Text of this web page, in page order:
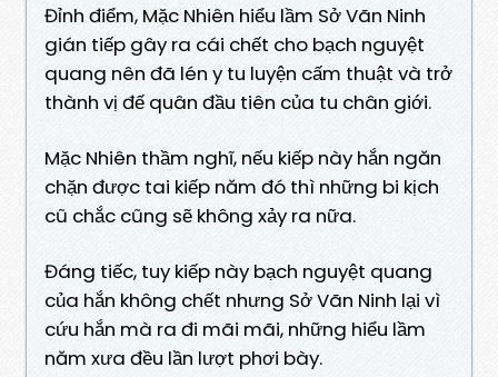
Đỉnh điểm, Mặc Nhiên hiểu lầm Sở Vãn Ninh
gián tiếp gây ra cái chết cho bạch nguyệt
quang nên đã lén y tu luyện cấm thuật và trở
thành vị đế quân đầu tiên của tu chân giới.
Mặc Nhiên thầm nghĩ, nếu kiếp này hắn ngăn
chặn được tai kiếp năm đó thì những bi kịch
cũ chắc cũng sẽ không xảy ra nữa.
Đáng tiếc, tuy kiếp này bạch nguyệt quang
của hắn không chết nhưng Sở Vãn Ninh lại vì
cứu hắn mà ra đi mãi mãi, những hiểu lầm
năm xưa đều lần lượt phơi bày.